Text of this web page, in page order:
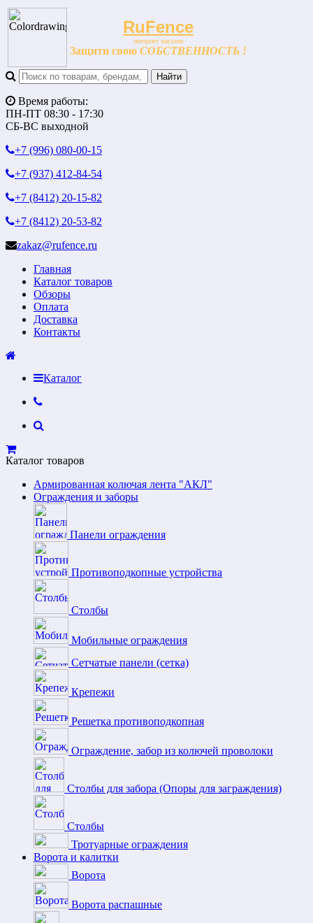
RuFence
интернет магазин
Защити свою СОБСТВЕННОСТЬ !
Время работы:
ПН-ПТ 08:30 - 17:30
СБ-ВС выходной
+7 (996) 080-00-15
+7 (937) 412-84-54
+7 (8412) 20-15-82
+7 (8412) 20-53-82
zakaz@rufence.ru
Главная
Каталог товаров
Обзоры
Оплата
Доставка
Контакты
Каталог
Каталог товаров
Армированная колючая лента "АКЛ"
Ограждения и заборы
Панели ограждения
Противоподкопные устройства
Столбы
Мобильные ограждения
Сетчатые панели (сетка)
Крепежи
Решетка противоподкопная
Ограждение, забор из колючей проволоки
Столбы для забора (Опоры для заграждения)
Столбы
Тротуарные ограждения
Ворота и калитки
Ворота
Ворота распашные